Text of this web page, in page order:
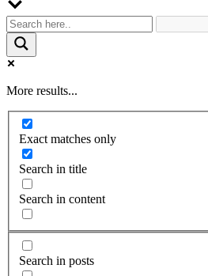
More results...
Exact matches only
Search in title
Search in content
Search in posts